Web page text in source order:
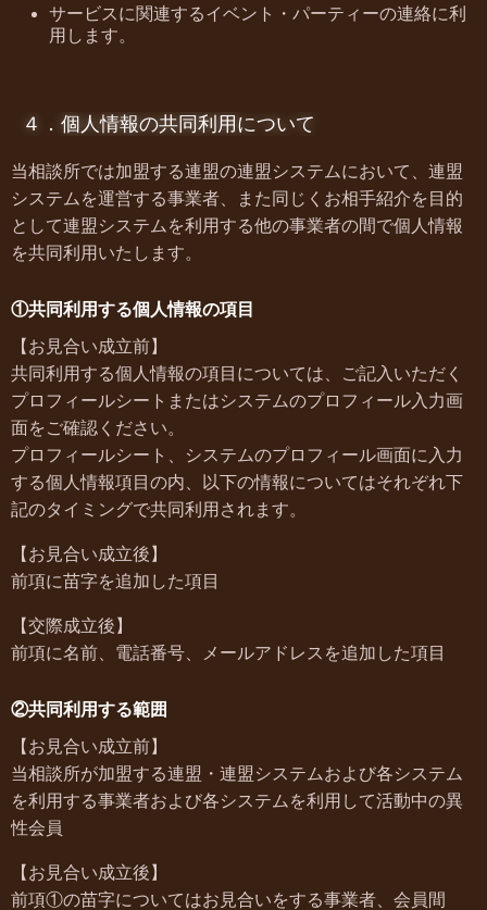
サービスに関連するイベント・パーティーの連絡に利
用します。
４．個人情報の共同利用について
当相談所では加盟する連盟の連盟システムにおいて、連盟
システムを運営する事業者、また同じくお相手紹介を目的
として連盟システムを利用する他の事業者の間で個人情報
を共同利用いたします。
①共同利用する個人情報の項目
【お見合い成立前】
共同利用する個人情報の項目については、ご記入いただく
プロフィールシートまたはシステムのプロフィール入力画
面をご確認ください。
プロフィールシート、システムのプロフィール画面に入力
する個人情報項目の内、以下の情報についてはそれぞれ下
記のタイミングで共同利用されます。
【お見合い成立後】
前項に苗字を追加した項目
【交際成立後】
前項に名前、電話番号、メールアドレスを追加した項目
②共同利用する範囲
【お見合い成立前】
当相談所が加盟する連盟・連盟システムおよび各システム
を利用する事業者および各システムを利用して活動中の異
性会員
【お見合い成立後】
前項①の苗字についてはお見合いをする事業者、会員間